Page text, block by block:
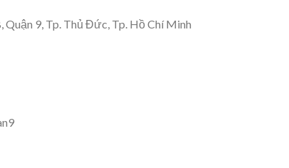
9, Tp. Thủ Đức, Tp. Hồ Chí Minh